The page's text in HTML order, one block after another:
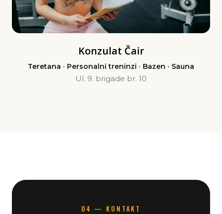
Konzulat Čair
Teretana · Personalni treninzi · Bazen · Sauna
Ul. 9. brigade br. 10
04 — KONTAKT